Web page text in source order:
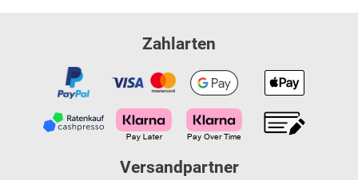
Zahlarten
Versandpartner